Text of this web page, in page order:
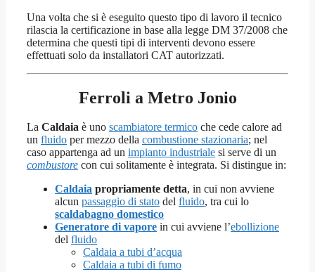
Una volta che si è eseguito questo tipo di lavoro il tecnico
rilascia la certificazione in base alla legge DM 37/2008 che
determina che questi tipi di interventi devono essere
effettuati solo da installatori CAT autorizzati.
Ferroli a Metro Jonio
La Caldaia è uno scambiatore termico che cede calore ad
un fluido per mezzo della combustione stazionaria; nel
caso appartenga ad un impianto industriale si serve di un
combustore con cui solitamente è integrata. Si distingue in:
Caldaia propriamente detta, in cui non avviene
alcun passaggio di stato del fluido, tra cui lo
scaldabagno domestico
Generatore di vapore in cui avviene l’ebollizione
del fluido
Caldaia a tubi d’acqua
Caldaia a tubi di fumo